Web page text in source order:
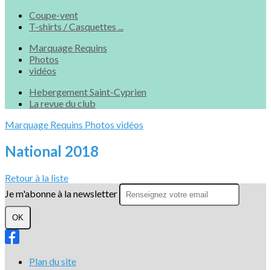
Coupe-vent
T-shirts / Casquettes ...
Marquage Requins
Photos
vidéos
Hebergement Saint-Cyprien
La revue du club
Marquage Requins Photos vidéos
National 2018
Retour à la liste
Je m'abonne à la newsletter
OK
Plan du site